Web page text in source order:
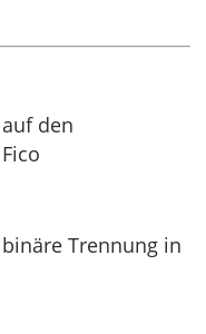
den
Trennung in